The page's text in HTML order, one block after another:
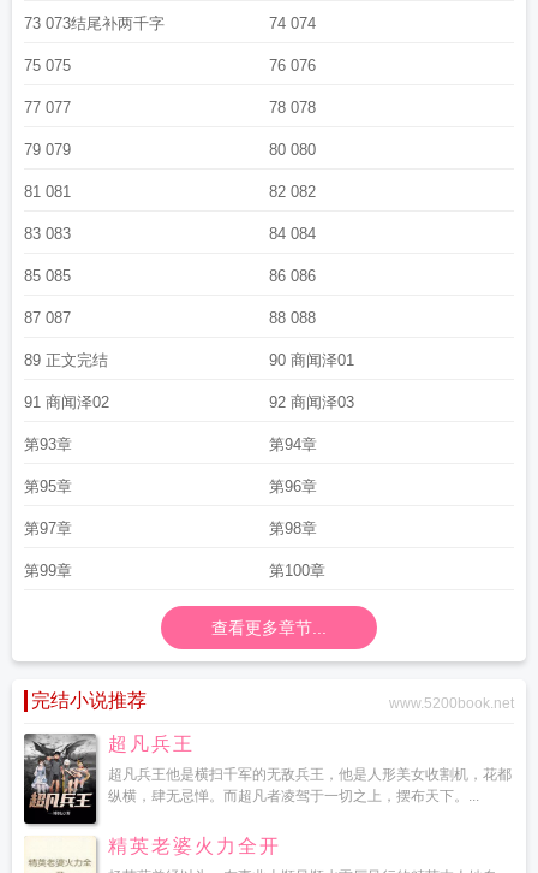
73 073结尾补两千字 74 074
75 075 76 076
77 077 78 078
79 079 80 080
81 081 82 082
83 083 84 084
85 085 86 086
87 087 88 088
89 正文完结 90 商闻泽01
91 商闻泽02 92 商闻泽03
第93章 第94章
第95章 第96章
第97章 第98章
第99章 第100章
查看更多章节...
完结小说推荐 www.5200book.net
超凡兵王
超凡兵王他是横扫千军的无敌兵王，他是人形美女收割机，花都
纵横，肆无忌惮。而超凡者凌驾于一切之上，摆布天下。...
精英老婆火力全开